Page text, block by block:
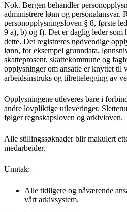
Nok. Bergen behandler
administrere lønn og personalansvar.
personopplysningsloven § 8, første
9 a), b) og f). Det er daglig leder som
dette. Det registreres nødvendige
lønn, for eksempel grunndata,
skatteprosent, skattekommune og
opplysninger om ansatte er knyttet til
arbeidsinstruks og tilrettelegging av
Opplysningene utleveres bare i
andre lovpliktige utleveringer.
følger regnskapsloven og arkivloven.
Alle stillingssøknader blir makulert
medarbeider.
Unntak:
Alle tidligere og nåværende
vårt arkivsystem.